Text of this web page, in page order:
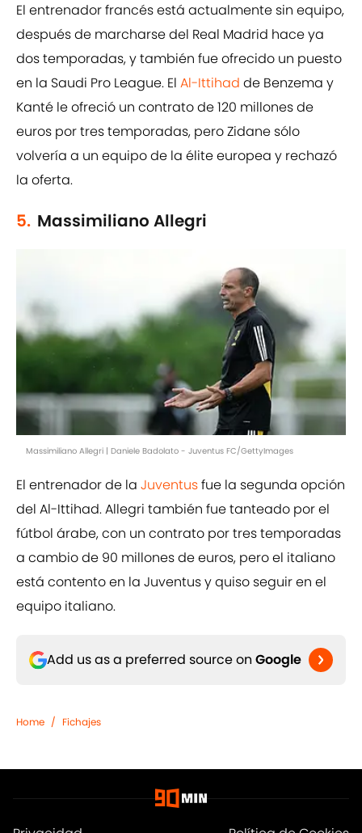
El entrenador francés está actualmente sin equipo,
después de marcharse del Real Madrid hace ya
dos temporadas, y también fue ofrecido un puesto
en la Saudi Pro League. El Al-Ittihad de Benzema y
Kanté le ofreció un contrato de 120 millones de
euros por tres temporadas, pero Zidane sólo
volvería a un equipo de la élite europea y rechazó
la oferta.
5. Massimiliano Allegri
Massimiliano Allegri | Daniele Badolato - Juventus FC/GettyImages
El entrenador de la Juventusfue la segunda opción
del Al-Ittihad. Allegri también fue tanteado por el
fútbol árabe, con un contrato por tres temporadas
a cambio de 90 millones de euros, pero el italiano
está contento en la Juventus y quiso seguir en el
equipo italiano.
Add us as a preferred source on Google
Home / Fichajes